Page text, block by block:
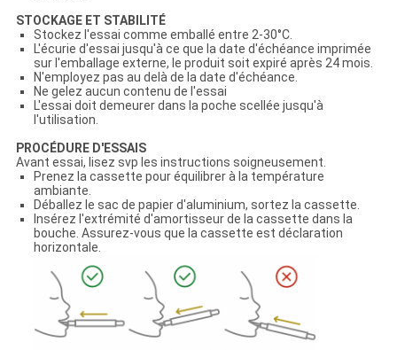
STOCKAGE ET STABILITÉ
Stockez l'essai comme emballé entre 2-30°C.
L'écurie d'essai jusqu'à ce que la date d'échéance imprimée
sur l'emballage externe, le produit soit expiré après 24 mois.
N'employez pas au delà de la date d'échéance.
Ne gelez aucun contenu de l'essai
L'essai doit demeurer dans la poche scellée jusqu'à
l'utilisation.
PROCÉDURE D'ESSAIS
Avant essai, lisez svp les instructions soigneusement.
Prenez la cassette pour équilibrer à la température
ambiante.
Déballez le sac de papier d'aluminium, sortez la cassette.
Insérez l'extrémité d'amortisseur de la cassette dans la
bouche. Assurez-vous que la cassette est déclaration
horizontale.